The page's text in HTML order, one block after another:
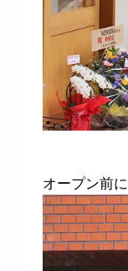
オープン前に